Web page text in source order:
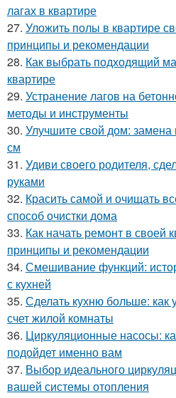
лагах в квартире
27. Уложить полы в квартире
принципы и рекомендации
28. Как выбрать подходящий
квартире
29. Устранение лагов на
методы и инструменты
30. Улучшите свой дом: замена
см
31. Удиви своего родителя,
руками
32. Красить самой и очищать
способ очистки дома
33. Как начать ремонт в своей
принципы и рекомендации
34. Смешивание функций:
с кухней
35. Сделать кухню больше: как
счет жилой комнаты
36. Циркуляционные насосы:
подойдет именно вам
37. Выбор идеального
вашей системы отопления